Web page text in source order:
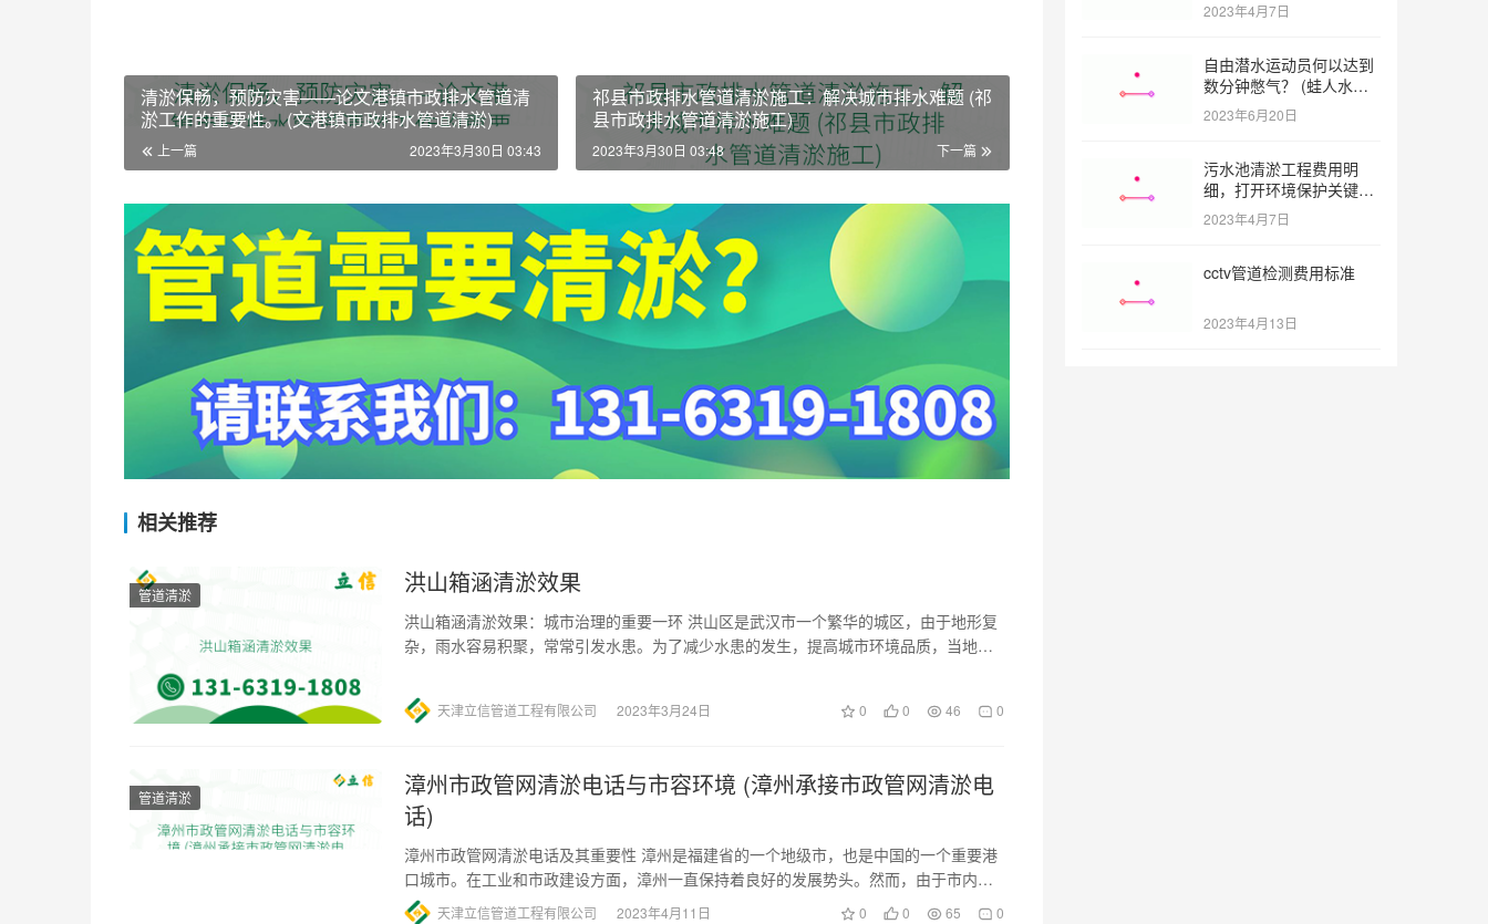
清淤保畅，预防灾害——论文港镇市政排水管道清
淤工作的重要性。 (文港镇市政排水管道清淤)
上一篇 2023年3月30日 03:43
祁县市政排水管道清淤施工：解决城市排水难题 (祁
县市政排水管道清淤施工)
下一篇
2023年3月30日 03:48
相关推荐
管道清淤 洪山箱涵清淤效果
洪山箱涵清淤效果：城市治理的重要一环 洪山区是武汉市一个繁华的城区，由于地形复
杂，雨水容易积聚，常常引发水患。为了减少水患的发生，提高城市环境品质，当地政
天津立信管道工程有限公司 2023年3月24日 0 0 46 0
管道清淤
漳州市政管网清淤电话与市容环境 (漳州承接市政管网清淤电
话)
漳州市政管网清淤电话及其重要性 漳州是福建省的一个地级市，也是中国的一个重要港
口城市。在工业和市政建设方面，漳州一直保持着良好的发展势头。然而，由于市内排
水管道长期受到污物和垃圾的…
天津立信管道工程有限公司 2023年4月11日 0 0 65 0
2023年4月7日
自由潜水运动员何以达到
数分钟憋气？ (蛙人水下
憋气最长多久)
2023年6月20日
污水池清淤工程费用明
细，打开环境保护关键之
门 (污水池清淤工程报价
明细)
2023年4月7日
cctv管道检测费用标准
2023年4月13日